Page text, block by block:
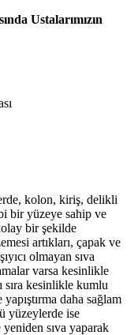
Ustalarımızın
kolon, kiriş, delikli
bir yüzeye sahip ve
bir şekilde
artıkları, çapak ve
olmayan sıva
varsa kesinlikle
sıra kesinlikle kumlu
daha sağlam
yüzeylerde ise
sıva yaparak